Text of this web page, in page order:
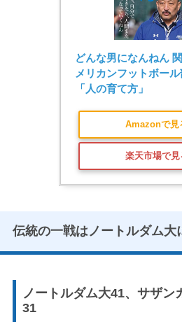
どんな男になんねん
メリカンフットボー
「人の育て方」
Amazonで見
楽天市場で見
伝統の一戦はノートルダム大
ノートルダム大41、サザン
31